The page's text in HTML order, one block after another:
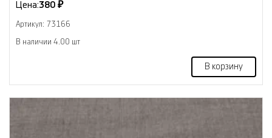
Цена:380 ₽
Артикул: 73166
В наличии 4.00 шт
В корзину